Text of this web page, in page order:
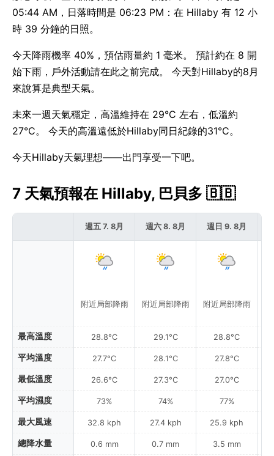
05:44 AM，日落時間是 06:23 PM：在 Hillaby 有 12 小
時 39 分鐘的日照。
今天降雨機率 40%，預估雨量約 1 毫米。 預計約在 8 開
始下雨，戶外活動請在此之前完成。 今天對Hillaby的8月
來說算是典型天氣。
未來一週天氣穩定，高溫維持在 29°C 左右，低溫約
27°C。 今天的高溫遠低於Hillaby同日紀錄的31°C。
今天Hillaby天氣理想——出門享受一下吧。
7 天氣預報在 Hillaby, 巴貝多 🇧🇧
最高溫度
平均溫度
最低溫度
平均濕度
最大風速
總降水量
週五 7. 8月
附近局部降雨
28.8°C
27.7°C
26.6°C
73%
32.8 kph
0.6 mm
週六 8. 8月
附近局部降雨
29.1°C
28.1°C
27.3°C
74%
27.4 kph
0.7 mm
週日 9. 8月
附近局部降雨
28.8°C
27.8°C
27.0°C
77%
25.9 kph
3.5 mm